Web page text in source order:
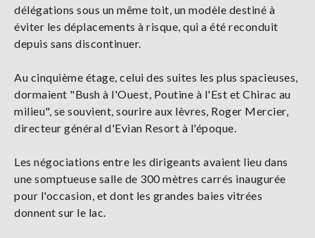
délégations sous un même toit, un modèle destiné à
éviter les déplacements à risque, qui a été reconduit
depuis sans discontinuer.
Au cinquième étage, celui des suites les plus spacieuses,
dormaient "Bush à l'Ouest, Poutine à l'Est et Chirac au
milieu", se souvient, sourire aux lèvres, Roger Mercier,
directeur général d'Evian Resort à l'époque.
Les négociations entre les dirigeants avaient lieu dans
une somptueuse salle de 300 mètres carrés inaugurée
pour l'occasion, et dont les grandes baies vitrées
donnent sur le lac.